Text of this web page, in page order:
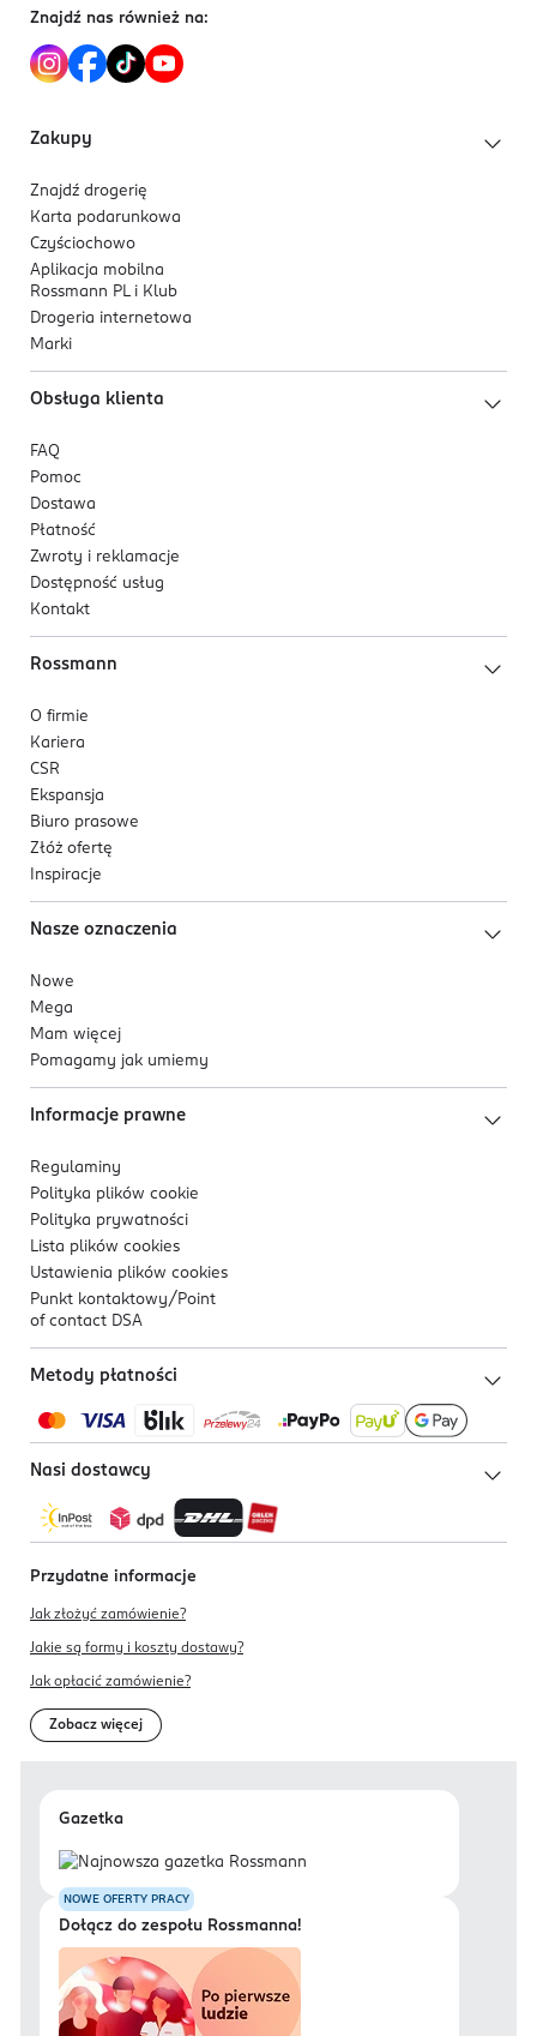
Znajdź nas również na:
Zakupy
Znajdź drogerię
Karta podarunkowa
Czyściochowo
Aplikacja mobilna
Rossmann PL i Klub
Drogeria internetowa
Marki
Obsługa klienta
FAQ
Pomoc
Dostawa
Płatność
Zwroty i reklamacje
Dostępność usług
Kontakt
Rossmann
O firmie
Kariera
CSR
Ekspansja
Biuro prasowe
Złóż ofertę
Inspiracje
Nasze oznaczenia
Nowe
Mega
Mam więcej
Pomagamy jak umiemy
Informacje prawne
Regulaminy
Polityka plików cookie
Polityka prywatności
Lista plików cookies
Ustawienia plików cookies
Punkt kontaktowy/ Point
of contact DSA
Metody płatności
Nasi dostawcy
Przydatne informacje
Jak złożyć zamówienie?
Jakie są formy i koszty dostawy?
Jak opłacić zamówienie?
Zobacz więcej
Gazetka
NOWE OFERTY PRACY
Dołącz do zespołu Rossmanna!